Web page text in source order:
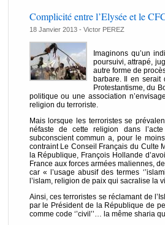
Complicité entre l’Elysée et le
18 Janvier 2013 - Victor PEREZ
Imaginons qu’un
poursuivi, attrapé,
autre forme de
barbare. Il en serait
Protestantisme, du
politique ou une association
religion du terroriste.
Mais lorsque les terroristes se
néfaste de cette religion dans
subconscient commun a, pour le
contraint Le Conseil Français du Culte
la République, François Hollande
France aux forces armées maliennes,
car « l’usage abusif des termes
l’islam, religion de paix qui sacralise la
Ainsi, ces terroristes se réclamant de
par le Président de la République de
comme code ‘’civil’’… la même sharia